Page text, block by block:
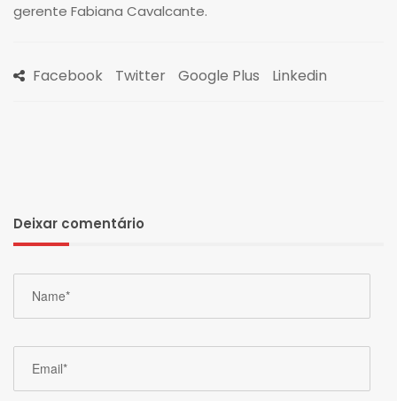
gerente Fabiana Cavalcante.
Facebook Twitter Google Plus Linkedin
Deixar comentário